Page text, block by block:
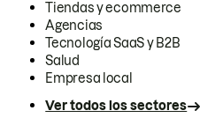
Tiendas y ecommerce
Agencias
Tecnología SaaS y B2B
Salud
Empresa local
Ver todos los sectores